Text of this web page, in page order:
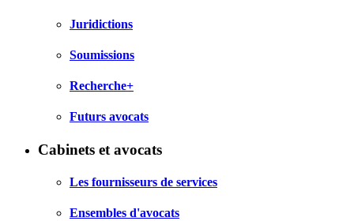
Juridictions
Soumissions
Recherche+
Futurs avocats
Cabinets et avocats
Les fournisseurs de services
Ensembles d'avocats